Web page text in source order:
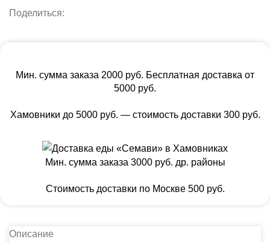
Поделиться:
Мин. сумма заказа 2000 руб. Бесплатная доставка от
5000 руб.
Хамовники до 5000 руб. — стоимость доставки 300 руб.
Мин. сумма заказа 3000 руб. др. районы
Стоимость доставки по Москве 500 руб.
Описание